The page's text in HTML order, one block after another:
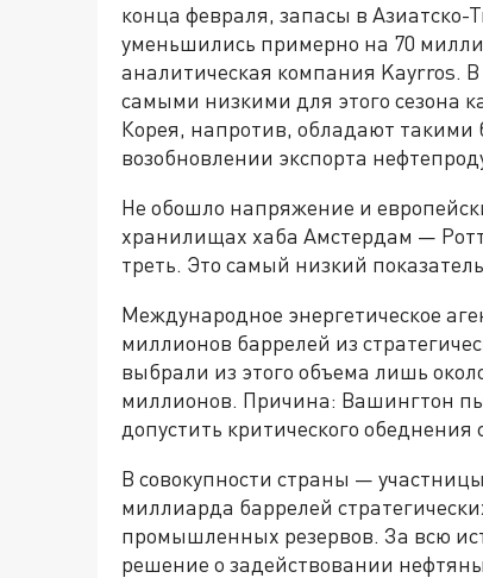
конца февраля, запасы в Азиатско-
уменьшились примерно на 70
аналитическая компания Kayrros.
самыми низкими для этого сезона
Корея, напротив, обладают такими
возобновлении экспорта
Не обошло напряжение и
хранилищах хаба Амстердам —
треть. Это самый низкий
Международное энергетическое
миллионов баррелей из
выбрали из этого объема лишь
миллионов. Причина: Вашингтон
допустить критического
В совокупности страны —
миллиарда баррелей
промышленных резервов. За всю
решение о задействовании